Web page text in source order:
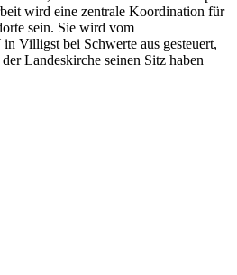
wird eine zentrale Koordination für
sein. Sie wird vom
Villigst bei Schwerte aus gesteuert,
Landeskirche seinen Sitz haben